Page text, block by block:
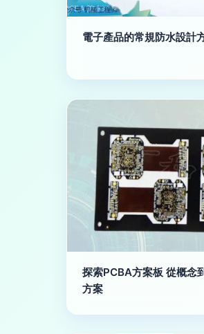
電子產品的常規防水設計
探索PCBA方案板 從概念
方案